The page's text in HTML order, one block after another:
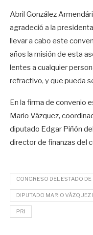
Abril González
agradeció a la
llevar a cabo este
años la misión de esta
lentes a cualquier
refractivo, y que pueda
En la firma de convenio
Mario Vázquez,
diputado Edgar Piñón
director de finanzas del
CONGRESO DEL ESTADO
DIPUTADO MARIO VÁZQUEZ
PRI